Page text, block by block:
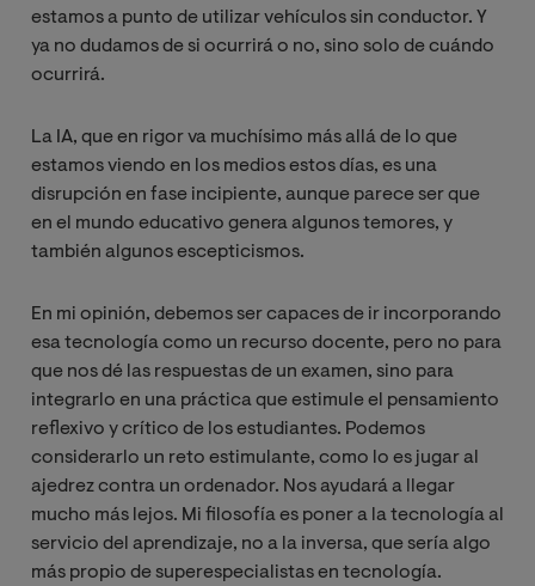
estamos a punto de utilizar vehículos sin conductor. Y
ya no dudamos de si ocurrirá o no, sino solo de cuándo
ocurrirá.
La IA, que en rigor va muchísimo más allá de lo que
estamos viendo en los medios estos días, es una
disrupción en fase incipiente, aunque parece ser que
en el mundo educativo genera algunos temores, y
también algunos escepticismos.
En mi opinión, debemos ser capaces de ir incorporando
esa tecnología como un recurso docente, pero no para
que nos dé las respuestas de un examen, sino para
integrarlo en una práctica que estimule el pensamiento
reflexivo y crítico de los estudiantes. Podemos
considerarlo un reto estimulante, como lo es jugar al
ajedrez contra un ordenador. Nos ayudará a llegar
mucho más lejos. Mi filosofía es poner a la tecnología al
servicio del aprendizaje, no a la inversa, que sería algo
más propio de superespecialistas en tecnología.